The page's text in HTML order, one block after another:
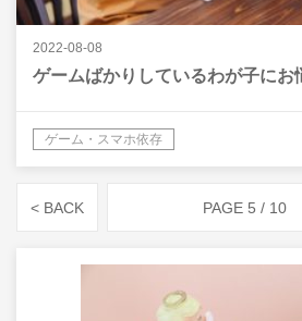
2022-08-08
ゲームばかりしているわが子にお
ゲーム・スマホ依存
< BACK PAGE 5 / 10